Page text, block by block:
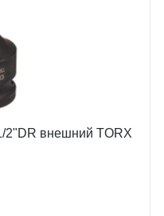
2"DR внешний TORX